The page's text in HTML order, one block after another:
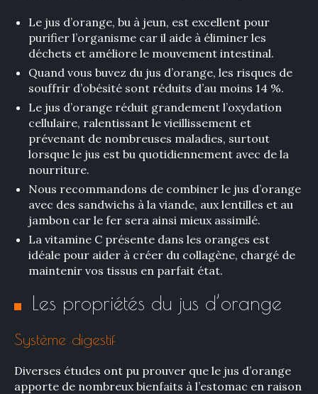
Le jus d’orange, bu à jeun, est excellent pour
purifier l’organisme car il aide à éliminer les
déchets et améliore le mouvement intestinal.
Quand vous buvez du jus d’orange, les risques de
souffrir d’obésité sont réduits d’au moins 14 %.
Le jus d’orange réduit grandement l’oxydation
cellulaire, ralentissant le vieillissement et
prévenant de nombreuses maladies, surtout
lorsque le jus est bu quotidiennement avec de la
nourriture.
Nous recommandons de combiner le jus d’orange
avec des sandwichs à la viande, aux lentilles et au
jambon car le fer sera ainsi mieux assimilé.
La vitamine C présente dans les oranges est
idéale pour aider à créer du collagène, chargé de
maintenir vos tissus en parfait état.
Les propriétés du jus d’orange
Système digestif
Diverses études ont pu prouver que le jus d’orange
apporte de nombreux bienfaits à l’estomac en raison
×
Rechercher
: